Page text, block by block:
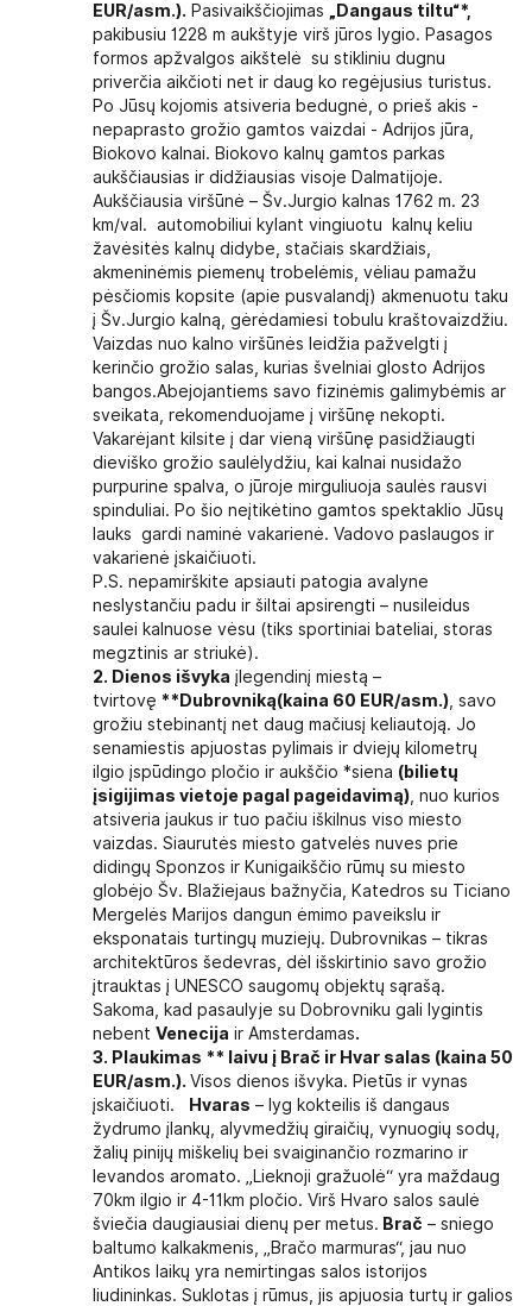
EUR/asm.). Pasivaikščiojimas
„Dangaus tiltu“*,
pakibusiu 1228 m aukštyje virš jūros lygio. Pasagos
formos apžvalgos aikštelė su stikliniu dugnu
priverčia aikčioti net ir daug ko regėjusius turistus.
Po Jūsų kojomis atsiveria bedugnė, o prieš akis -
nepaprasto grožio gamtos vaizdai - Adrijos jūra,
Biokovo kalnai. Biokovo kalnų gamtos parkas
aukščiausias ir didžiausias visoje Dalmatijoje.
Aukščiausia viršūnė – Šv.Jurgio kalnas 1762 m. 23
km/val. automobiliui kylant vingiuotu kalnų keliu
žavėsitės kalnų didybe, stačiais skardžiais,
akmeninėmis piemenų trobelėmis, vėliau pamažu
pėsčiomis kopsite (apie pusvalandį) akmenuotu taku
į Šv.Jurgio kalną, gėrėdamiesi tobulu kraštovaizdžiu.
Vaizdas nuo kalno viršūnės leidžia pažvelgti į
kerinčio grožio salas, kurias švelniai glosto Adrijos
bangos.Abejojantiems savo fizinėmis galimybėmis ar
sveikata, rekomenduojame į viršūnę nekopti.
Vakarėjant kilsite į dar vieną viršūnę pasidžiaugti
dieviško grožio saulėlydžiu, kai kalnai nusidažo
purpurine spalva, o jūroje mirguliuoja saulės rausvi
spinduliai. Po šio neįtikėtino gamtos spektaklio Jūsų
lauks gardi naminė vakarienė. Vadovo paslaugos ir
vakarienė įskaičiuoti.
P.S. nepamirškite apsiauti patogia avalyne
neslystančiu padu ir šiltai apsirengti – nusileidus
saulei kalnuose vėsu (tiks sportiniai bateliai, storas
megztinis ar striukė).
2. Dienos išvyka įlegendinį miestą –
tvirtovę ** Dubrovniką(kaina 60 EUR/asm.) , savo
grožiu stebinantį net daug mačiusį keliautoją. Jo
senamiestis apjuostas pylimais ir dviejų kilometrų
ilgio įspūdingo pločio ir aukščio *siena (bilietų
įsigijimas vietoje pagal pageidavimą) , nuo kurios
atsiveria jaukus ir tuo pačiu iškilnus viso miesto
vaizdas. Siaurutės miesto gatvelės nuves prie
didingų Sponzos ir Kunigaikščio rūmų su miesto
globėjo Šv. Blažiejaus bažnyčia, Katedros su Ticiano
Mergelės Marijos dangun ėmimo paveikslu ir
eksponatais turtingų muziejų. Dubrovnikas – tikras
architektūros šedevras, dėl išskirtinio savo grožio
įtrauktas į UNESCO saugomų objektų sąrašą.
Sakoma, kad pasaulyje su Dobrovniku gali lygintis
nebent Venecija ir Amsterdamas.
3. P laukimas ** laivu į Brač ir Hvar salas (kaina 50
EUR/asm.). Visos dienos išvyka. Pietūs ir vynas
įskaičiuoti.
Hvaras – lyg kokteilis iš dangaus
žydrumo įlankų, alyvmedžių giraičių, vynuogių sodų,
žalių pinijų miškelių bei svaiginančio rozmarino ir
levandos aromato. „Lieknoji gražuolė“ yra maždaug
70km ilgio ir 4-11km pločio. Virš Hvaro salos saulė
šviečia daugiausiai dienų per metus. Brač – sniego
baltumo kalkakmenis, „Bračo marmuras“, jau nuo
Antikos laikų yra nemirtingas salos istorijos
liudininkas. Suklotas į rūmus, jis apjuosia turtų ir galios